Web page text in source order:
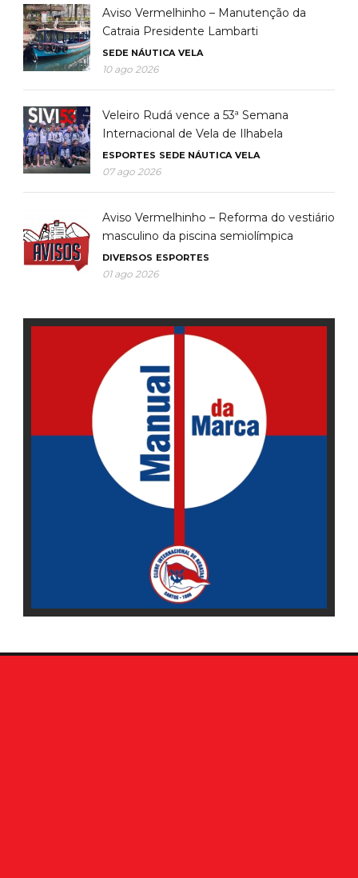
Aviso Vermelhinho – Manutenção da
Catraia Presidente Lambarti
SEDE NÁUTICA VELA
10 ago 2026
Veleiro Rudá vence a 53ª Semana
Internacional de Vela de Ilhabela
ESPORTES SEDE NÁUTICA VELA
07 ago 2026
Aviso Vermelhinho – Reforma do vestiário
masculino da piscina semiolímpica
DIVERSOS ESPORTES
01 ago 2026